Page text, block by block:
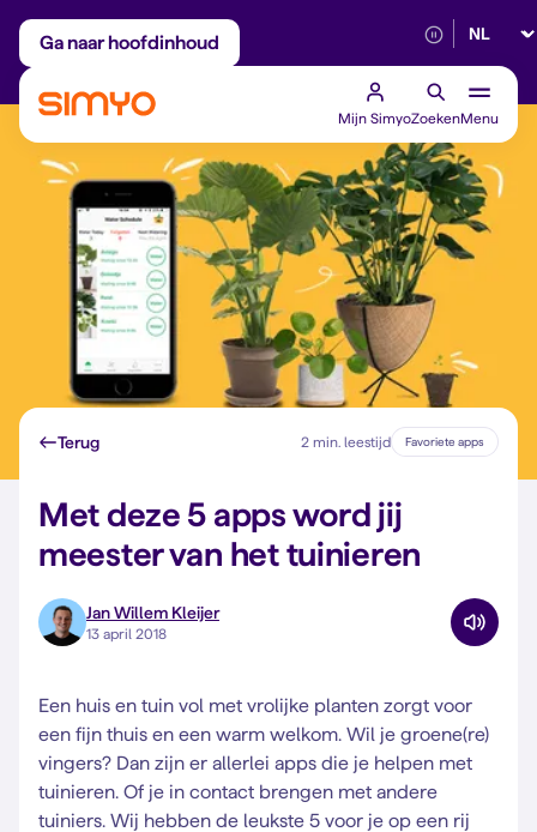
Ga naar hoofdinhoud
Maandelijks aanpasbaar Betrouwbaar
Mijn SimyoZoekenMenu
Terug 2 min. leestijd Favoriete apps
Met deze 5 apps word jij
meester van het tuinieren
Jan Willem Kleijer
13 april 2018
Een huis en tuin vol met vrolijke planten zorgt voor
een fijn thuis en een warm welkom. Wil je groene(re)
vingers? Dan zijn er allerlei apps die je helpen met
tuinieren. Of je in contact brengen met andere
tuiniers. Wij hebben de leukste 5 voor je op een rij